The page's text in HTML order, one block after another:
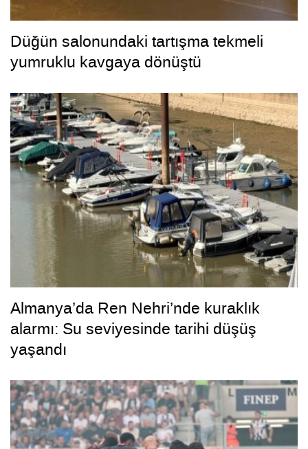
Düğün salonundaki tartışma tekmeli
yumruklu kavgaya dönüştü
Almanya’da Ren Nehri’nde kuraklık
alarmı: Su seviyesinde tarihi düşüş
yaşandı